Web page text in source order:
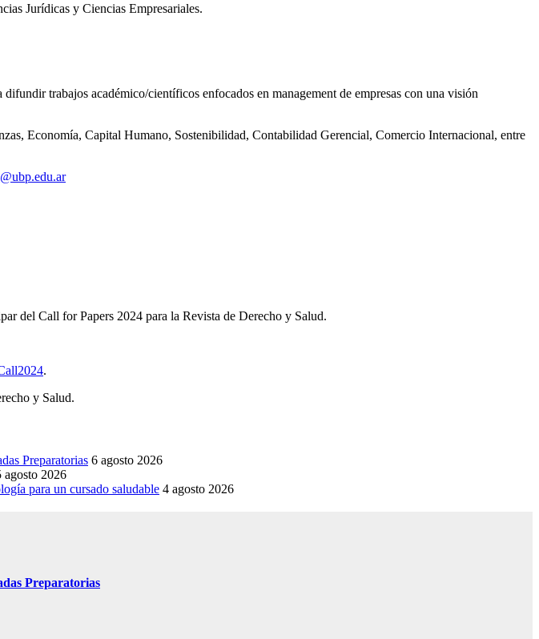
Jurídicas y Ciencias Empresariales.
difundir trabajos académico/científicos enfocados en management de empresas con una visión
Economía, Capital Humano, Sostenibilidad, Contabilidad Gerencial, Comercio Internacional, entre
del Call for Papers 2024 para la Revista de Derecho y Salud.
.
y Salud.
Preparatorias 6 agosto 2026
agosto 2026
para un cursado saludable 4 agosto 2026
Preparatorias